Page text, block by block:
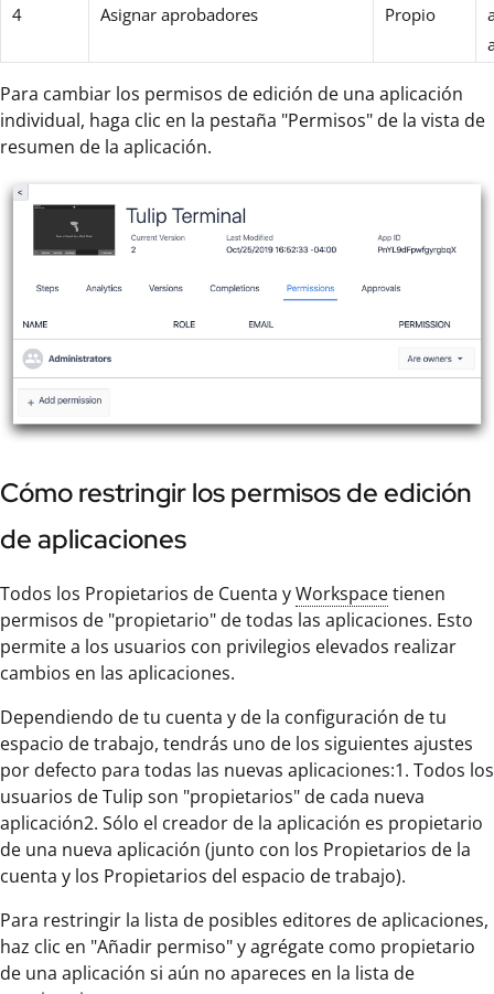
4 Asignar aprobadores Propio
Para cambiar los permisos de edición de una aplicación
individual, haga clic en la pestaña "Permisos" de la vista de
resumen de la aplicación.
Cómo restringir los permisos de edición
de aplicaciones
Todos los Propietarios de Cuenta yWorkspacetienen
permisos de "propietario" de todas las aplicaciones. Esto
permite a los usuarios con privilegios elevados realizar
cambios en las aplicaciones.
Dependiendo de tu cuenta y de la configuración de tu
espacio de trabajo, tendrás uno de los siguientes ajustes
por defecto para todas las nuevas aplicaciones:1. Todos los
usuarios de Tulip son "propietarios" de cada nueva
aplicación2. Sólo el creador de la aplicación es propietario
de una nueva aplicación (junto con los Propietarios de la
cuenta y los Propietarios del espacio de trabajo).
Para restringir la lista de posibles editores de aplicaciones,
haz clic en "Añadir permiso" y agrégate como propietario
de una aplicación si aún no apareces en la lista de